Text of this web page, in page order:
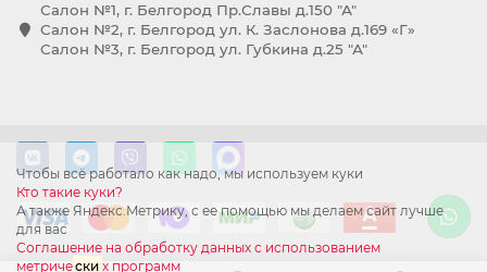
Чтобы всё работало как надо, мы используем куки
Кто такие куки?
А также Яндекс.Метрику, с ее помощью мы делаем сайт лучше
для вас
Соглашение на обработку данных с использованием
метрически х программ
Салон №1, г. Белгород Пр.Славы д.150 "А"
Салон №2, г. Белгород ул. К. Заслонова д.169 «Г»
Салон №3, г. Белгород ул. Губкина д.25 "А"